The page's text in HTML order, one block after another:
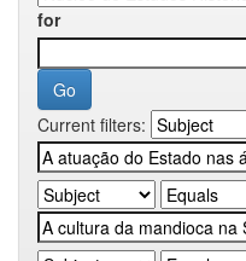
for
Current filters: